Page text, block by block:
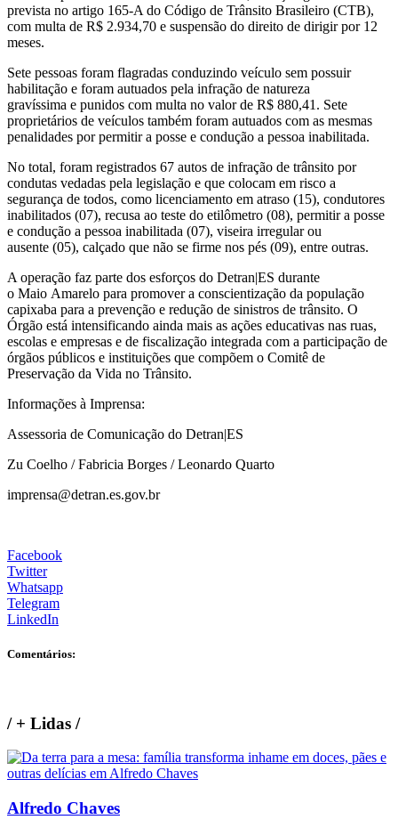
prevista no artigo 165-A do Código de Trânsito Brasileiro (CTB),
com multa de R$ 2.934,70 e suspensão do direito de dirigir por 12
meses.
Sete pessoas foram flagradas conduzindo veículo sem possuir
habilitação e foram autuados pela infração de natureza
gravíssima e punidos com multa no valor de R$ 880,41. Sete
proprietários de veículos também foram autuados com as mesmas
penalidades por permitir a posse e condução a pessoa inabilitada.
No total, foram registrados 67 autos de infração de trânsito por
condutas vedadas pela legislação e que colocam em risco a
segurança de todos, como licenciamento em atraso (15), condutores
inabilitados (07), recusa ao teste do etilômetro (08), permitir a posse
e condução a pessoa inabilitada (07), viseira irregular ou
ausente (05), calçado que não se firme nos pés (09), entre outras.
A operação faz parte dos esforços do Detran|ES durante
o Maio Amarelo para promover a conscientização da população
capixaba para a prevenção e redução de sinistros de trânsito. O
Órgão está intensificando ainda mais as ações educativas nas ruas,
escolas e empresas e de fiscalização integrada com a participação de
órgãos públicos e instituições que compõem o Comitê de
Preservação da Vida no Trânsito.
Informações à Imprensa:
Assessoria de Comunicação do Detran|ES
Zu Coelho / Fabricia Borges / Leonardo Quarto
imprensa@detran.es.gov.br
Facebook
Twitter
Whatsapp
Telegram
LinkedIn
Comentários:
/+ Lidas /
Alfredo Chaves